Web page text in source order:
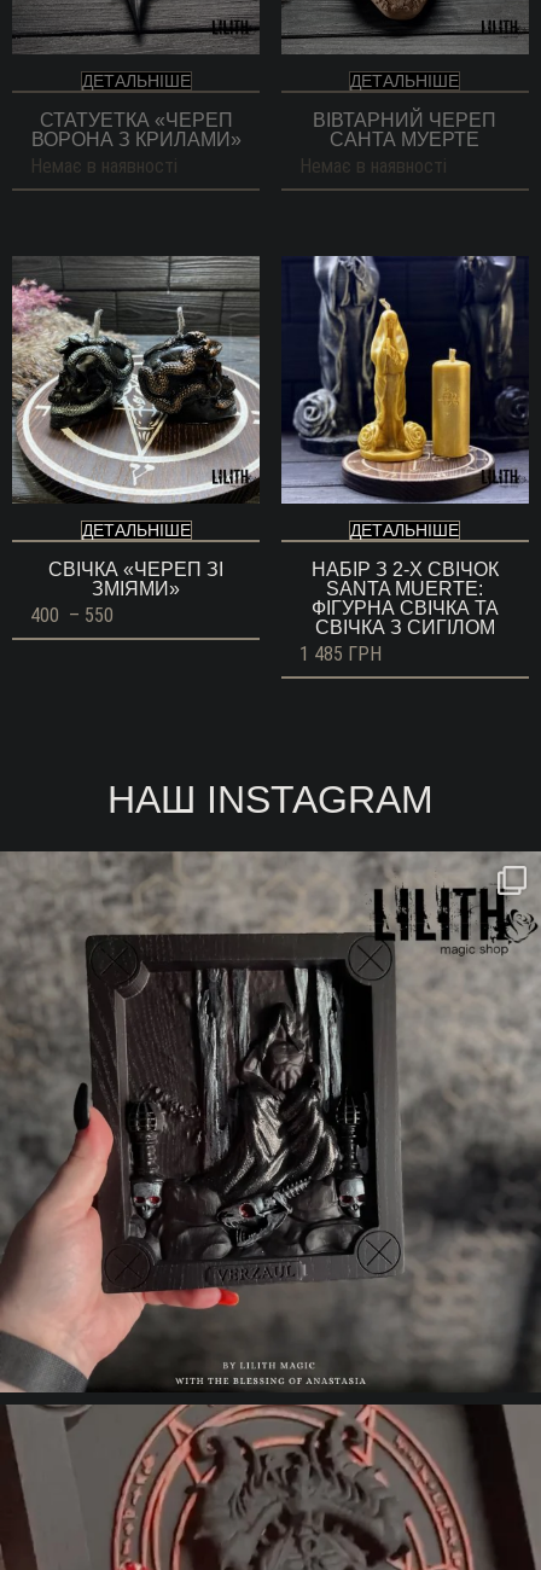
ДЕТАЛЬНІШЕ
СТАТУЕТКА «ЧЕРЕП
ВОРОНА З КРИЛАМИ»
Немає в наявності
ДЕТАЛЬНІШЕ
ВІВТАРНИЙ ЧЕРЕП
САНТА МУЕРТЕ
Немає в наявності
ДЕТАЛЬНІШЕ
СВІЧКА «ЧЕРЕП ЗІ
ЗМІЯМИ»
400 – 550
цін:
ДЕТАЛЬНІШЕ
НАБІР З 2-Х СВІЧОК
SANTA MUERTE:
ФІГУРНА СВІЧКА ТА
СВІЧКА З СИГІЛОМ
1 485 ГРН
НАШ INSTAGRAM